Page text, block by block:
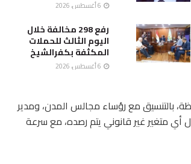
رفع 298 مخالفة خلال
اليوم الثالث للحملات
المكثفة بكفرالشيخ
بالتنسيق مع رؤساء مجالس المدن، ومدير
أي متغير غير قانوني يتم رصده، مع سرعة